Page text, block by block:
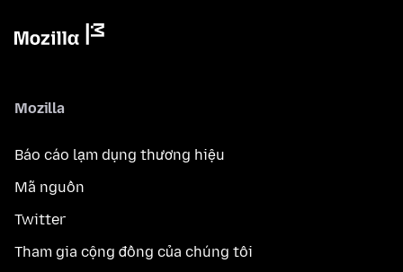
Mozilla
Báo cáo lạm dụng thương hiệu
Mã nguồn
Twitter
Tham gia cộng đồng của chúng tôi